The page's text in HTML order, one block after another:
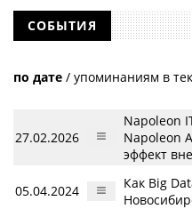
СОБЫТИЯ
по дате / упоминаниям в
27.02.2026
Napoleon
Napoleon
эффект
05.04.2024
Как Big